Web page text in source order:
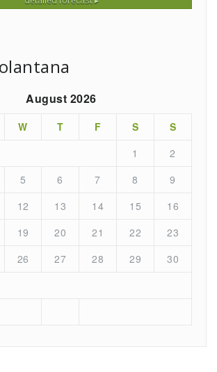
August 2026
W T F S S
1
2
5 6 7 8
9
12 13 14 15
16
19 20 21 22
23
26 27 28 29
30